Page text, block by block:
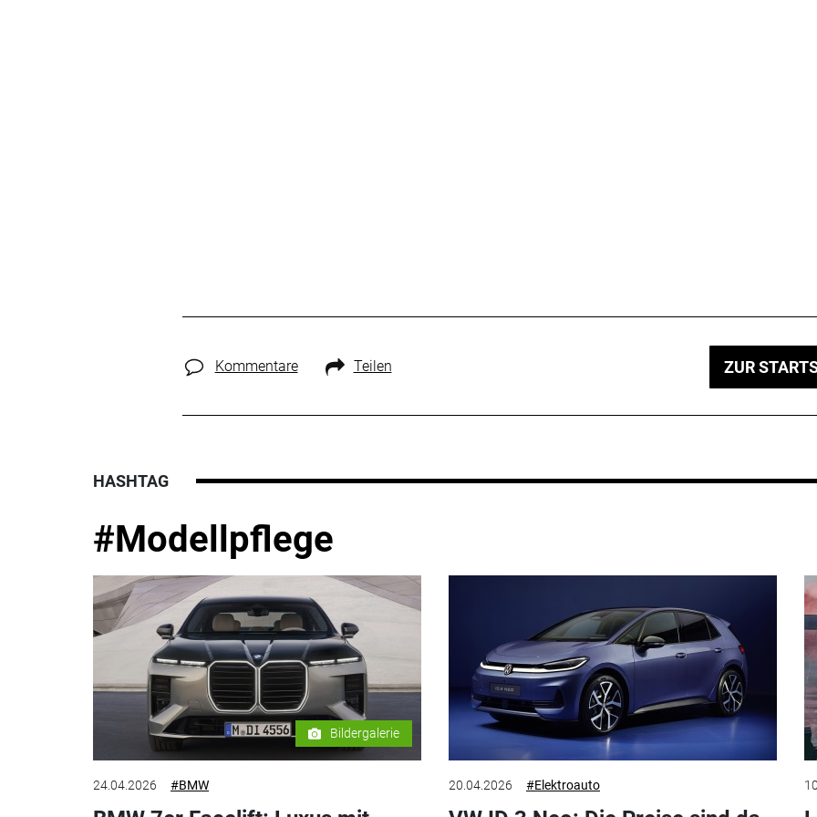
Kommentare Teilen ZUR
HASHTAG
#Modellpflege
Bildergalerie
24.04.2026 #BMW 20.04.2026 #Elektroauto